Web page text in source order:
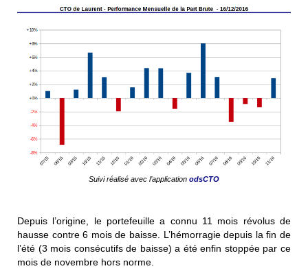
Suivi réalisé avec l’application odsCTO
Depuis l’origine, le portefeuille a connu 11 mois révolus de
hausse contre 6 mois de baisse. L’hémorragie depuis la fin de
l’été (3 mois consécutifs de baisse) a été enfin stoppée par ce
mois de novembre hors norme.